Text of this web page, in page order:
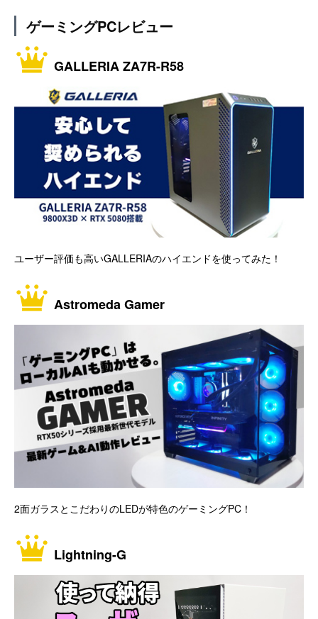
ゲーミングPCレビュー
GALLERIA ZA7R-R58
ユーザー評価も高いGALLERIAのハイエンドを使ってみた！
Astromeda Gamer
2面ガラスとこだわりのLEDが特色のゲーミングPC！
Lightning-G